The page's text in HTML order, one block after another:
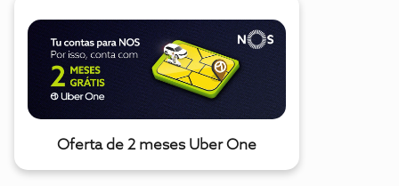
Oferta de 2 meses Uber One